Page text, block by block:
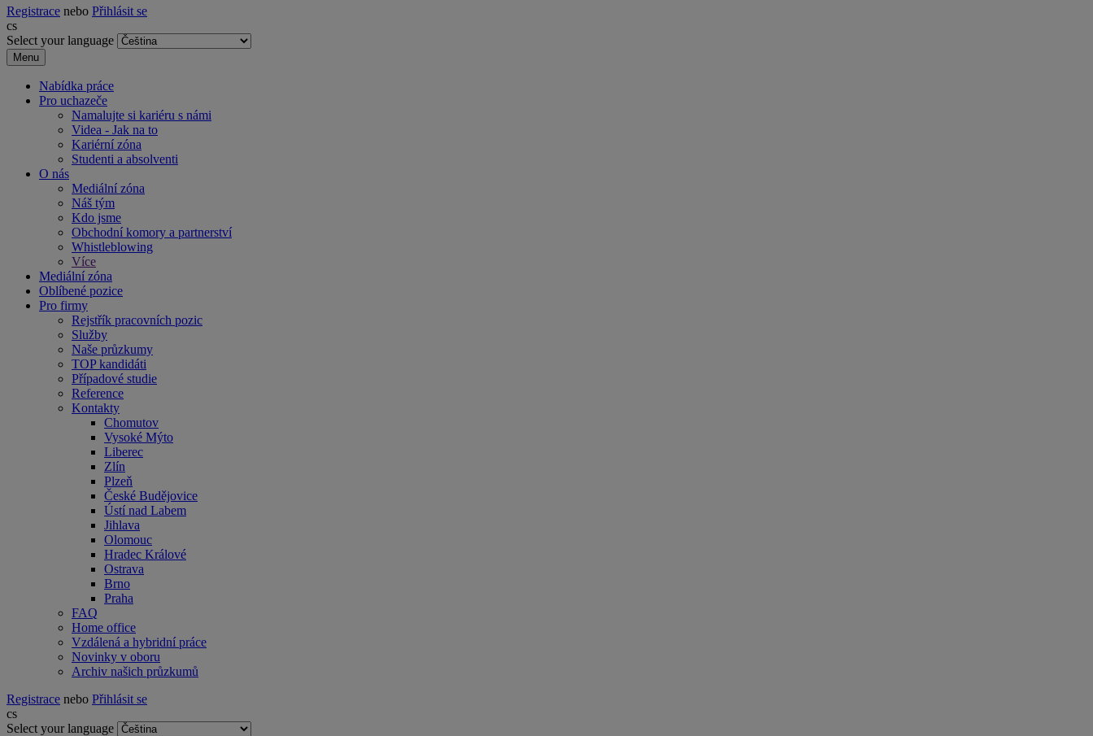
Registrace nebo Přihlásit se
cs
Select your language
Menu
Nabídka práce
Pro uchazeče
Namalujte si kariéru s námi
Videa - Jak na to
Kariérní zóna
Studenti a absolventi
O nás
Mediální zóna
Náš tým
Kdo jsme
Obchodní komory a partnerství
Whistleblowing
Více
Mediální zóna
Oblíbené pozice
Pro firmy
Rejstřík pracovních pozic
Služby
Naše průzkumy
TOP kandidáti
Případové studie
Reference
Kontakty
Chomutov
Vysoké Mýto
Liberec
Zlín
Plzeň
České Budějovice
Ústí nad Labem
Jihlava
Olomouc
Hradec Králové
Ostrava
Brno
Praha
FAQ
Home office
Vzdálená a hybridní práce
Novinky v oboru
Archiv našich průzkumů
Registrace nebo Přihlásit se
cs
Select your language